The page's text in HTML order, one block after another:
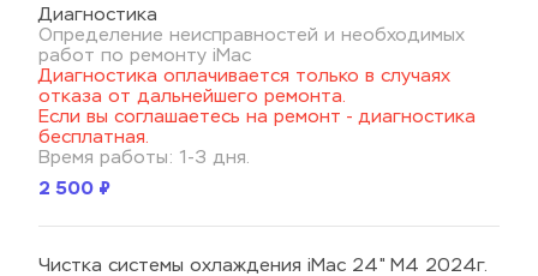
Диагностика
Определение неисправностей и необходимых
работ по ремонту iMac
Диагностика оплачивается только в случаях
отказа от дальнейшего ремонта.
Если вы соглашаетесь на ремонт - диагностика
бесплатная.
Время работы: 1-3 дня.
2 500 ₽
Чистка системы охлаждения iMac 24" M4 2024г.